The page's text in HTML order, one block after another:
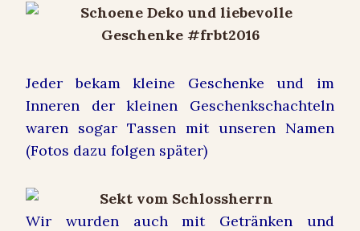
Jeder bekam kleine Geschenke und im
Inneren der kleinen Geschenkschachteln
waren sogar Tassen mit unseren Namen
(Fotos dazu folgen später)
Wir wurden auch mit Getränken und